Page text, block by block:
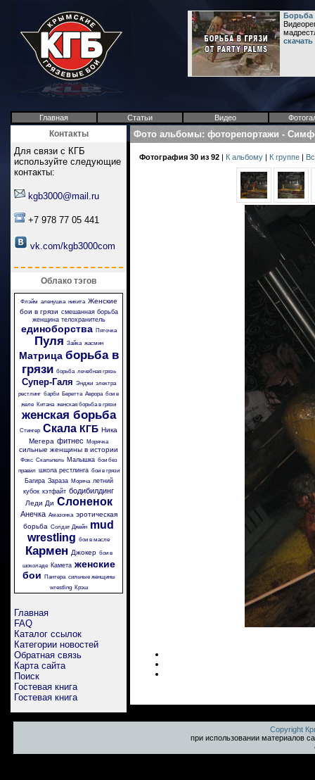
Борьба
Главная Статьи Видео
Контакты
Для связи с КГБ
используйте следующие
контакты:
kgb3000@mail.ru
+7 978 77 05 441
vk.com/kgb3000com
Облако тэгов
Флэйм аленушка никита Женские
бои в грязи смешанная борьба
женщина телохранитель
единоборства Пяточка
Пуля Зайка жасмин
Матрица борьба в
грязи борьба лечебная грязь
Супер-Галя Энджи электра
рестлинг барби Беретта Аврора бои в
желе Китана женская борьба в грязи
женская борьба
Стингер Скала КГБ Ника
Мегера фитнес Морячка
сильные женщины в истории
Фокс Скальпель Малышка бои без
правил школа рестлинга бои в грязи
Багира Зараза Моряча летний
кубок кэтфайт бодибилдинг
Леди Ди Слоненок
Анечка Амазонка эротическая
борьба Солдат Джейн mud
wrestling бои в масле
Кармен Джокер бои в
шоколаде
Камета женские
бои
Пантера сильные женщины
wrestling
Крэш
Главная
FAQ
Каталог ссылок
Категории новостей
Обратная связь
Карта сайта
Поиск
Гостевая книга
Гостевая книга
Фото альбомы: фоторепортажи -
Фотография 30 из 92 | К альбому | К группе |
Copyright
при использовании материалов